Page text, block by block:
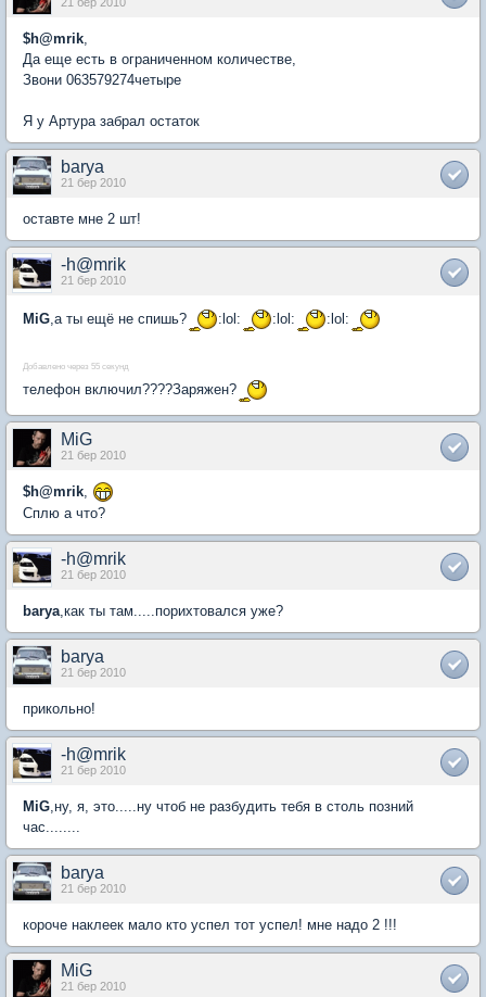
$h@mrik
Да еще есть в ограниченном количестве,
Звони 063579274четыре
Я у Артура забрал остаток
barya
21 бер 2010
оставте мне 2 шт!
-h@mrik
21 бер 2010
MiG ,а ты ещё не спишь? :lol: :lol: :lol:
Добавлено через 55 секунд
телефон включил????Заряжен?
MiG
21 бер 2010
$h@mrik
Сплю а что?
-h@mrik
21 бер 2010
barya,как ты там.....порихтовался уже?
barya
21 бер 2010
прикольно!
-h@mrik
21 бер 2010
MiG,ну, я, это.....ну чтоб не разбудить тебя в столь позний
час........
barya
21 бер 2010
короче наклеек мало кто успел тот успел! мне надо 2 !!!
MiG
21 бер 2010